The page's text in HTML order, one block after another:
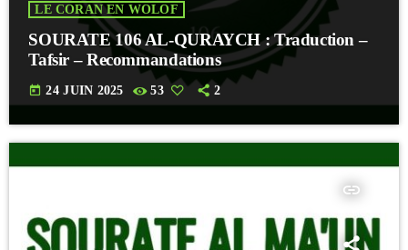
LE CORAN EN WOLOF
SOURATE 106 AL-QURAYCH : Traduction –
Tafsir – Recommandations
today 24 JUIN 2025 53 2
insert_link